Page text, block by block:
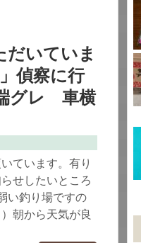
だいていま
偵察に行
グレ 車横
ています。有り
せしたいところ
い釣り場ですの
朝から天気が良